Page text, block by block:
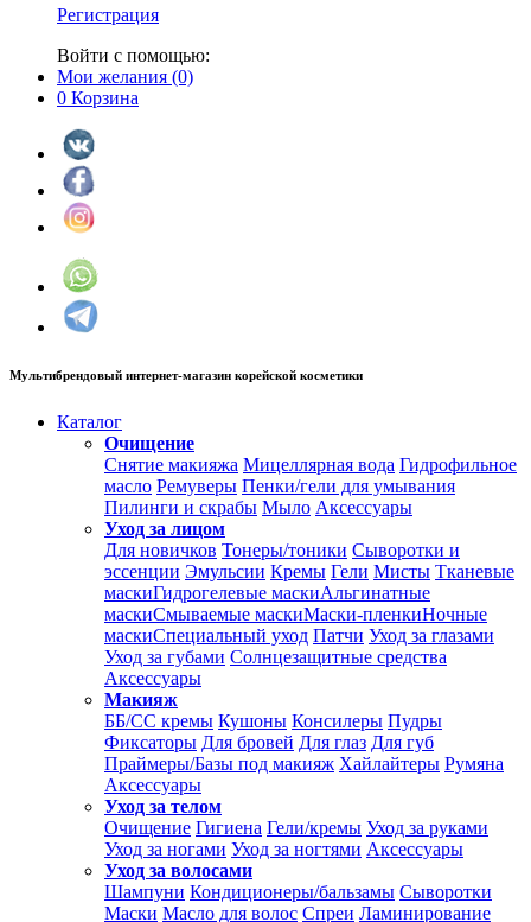
Регистрация
Войти с помощью:
Мои желания (0)
0 Корзина
Мультибрендовый интернет-магазин корейской косметики
Каталог
Очищение
Снятие макияжа Мицеллярная вода Гидрофильное
масло Ремуверы Пенки/гели для умывания
Пилинги и скрабы Мыло Аксессуары
Уход за лицом
Для новичков Тонеры/тоники Сыворотки и
эссенции Эмульсии Кремы Гели Мисты Тканевые
маскиГидрогелевые маскиАльгинатные
маскиСмываемые маскиМаски-пленкиНочные
маскиСпециальный уход Патчи Уход за глазами
Уход за губами Солнцезащитные средства
Аксессуары
Макияж
ББ/СС кремы Кушоны Консилеры Пудры
Фиксаторы Для бровей Для глаз Для губ
Праймеры/Базы под макияж Хайлайтеры Румяна
Аксессуары
Уход за телом
Очищение Гигиена Гели/кремы Уход за руками
Уход за ногами Уход за ногтями Аксессуары
Уход за волосами
Шампуни Кондиционеры/бальзамы Сыворотки
Маски Масло для волос Спреи Ламинирование